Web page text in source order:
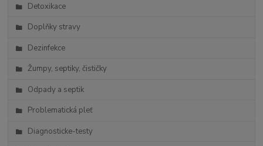
Detoxikace
Doplňky stravy
Dezinfekce
Žumpy, septiky, čističky
Odpady a septik
Problematická pleť
Diagnosticke-testy